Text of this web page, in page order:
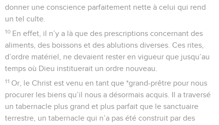
donner une conscience parfaitement nette à celui qui rend
un tel culte.
10 En effet, il n’y a là que des prescriptions concernant des
aliments, des boissons et des ablutions diverses. Ces rites,
d’ordre matériel, ne devaient rester en vigueur que jusqu’au
temps où Dieu instituerait un ordre nouveau.
11 Or, le Christ est venu en tant que *grand-prêtre pour nous
procurer les biens qu’il nous a désormais acquis. Il a traversé
un tabernacle plus grand et plus parfait que le sanctuaire
terrestre, un tabernacle qui n’a pas été construit par des